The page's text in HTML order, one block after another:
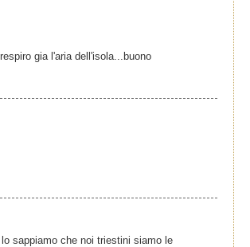
gia l'aria dell'isola...buono
sappiamo che noi triestini siamo le